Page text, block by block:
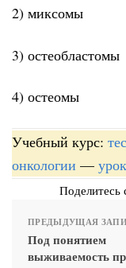
2) миксомы
3) остеобластомы
4) остеомы
Учебный курс:
онкологии —
Поделитесь
ПРЕДЫДУЩАЯ
Под понятием
выживаемость